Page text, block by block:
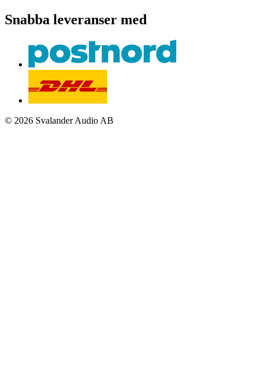
Snabba leveranser med
© 2026 Svalander Audio AB